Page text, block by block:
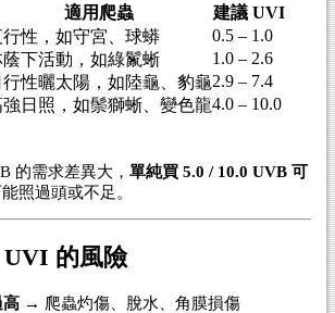
適用爬蟲
建議 UVI
行性，如守宮、球蟒
0.5 – 1.0
蔭下活動，如綠鬣蜥
1.0 – 2.6
行性曬太陽，如陸龜、豹龜2.9 – 7.4
強日照，如鬃獅蜥、變色龍4.0 – 10.0
的需求差異大， 單純買 5.0 / 10.0 UVB 可
照過頭或不足。
UVI 的風險
高 → 爬蟲灼傷、脫水、角膜損傷